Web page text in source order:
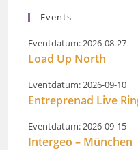
Events
Eventdatum: 2026-08-27
Load Up North
Eventdatum: 2026-09-10
Entreprenad Live
Eventdatum: 2026-09-15
Intergeo – München